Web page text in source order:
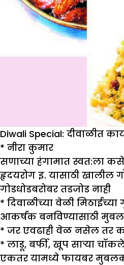
Diwali Special: दीवाळीत
* नीरा कुमार
सणाच्या हंगामात स्वत:ला
हृदयरोग इ. यासाठी खालील
गोडधोडबरोबर तडजोड नाही
* दिवाळीच्या वेळी
आकर्षक बनविण्यासाठी
* जर एवढाही वेळ नसेल तर
* लाडू, बर्फी, खूप साऱ्या
एकतर यामध्ये फायबर मुबलक